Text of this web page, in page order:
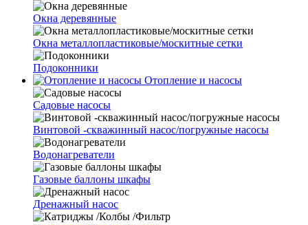
Окна деревянные
Окна металлопластиковые/москитные сетки
Подоконники
Отопление и насосы
Cадовые насосы
Винтовой -скважинный насос/погружные насосы
Водонагреватели
Газовые баллоны шкафы
Дренажный насос